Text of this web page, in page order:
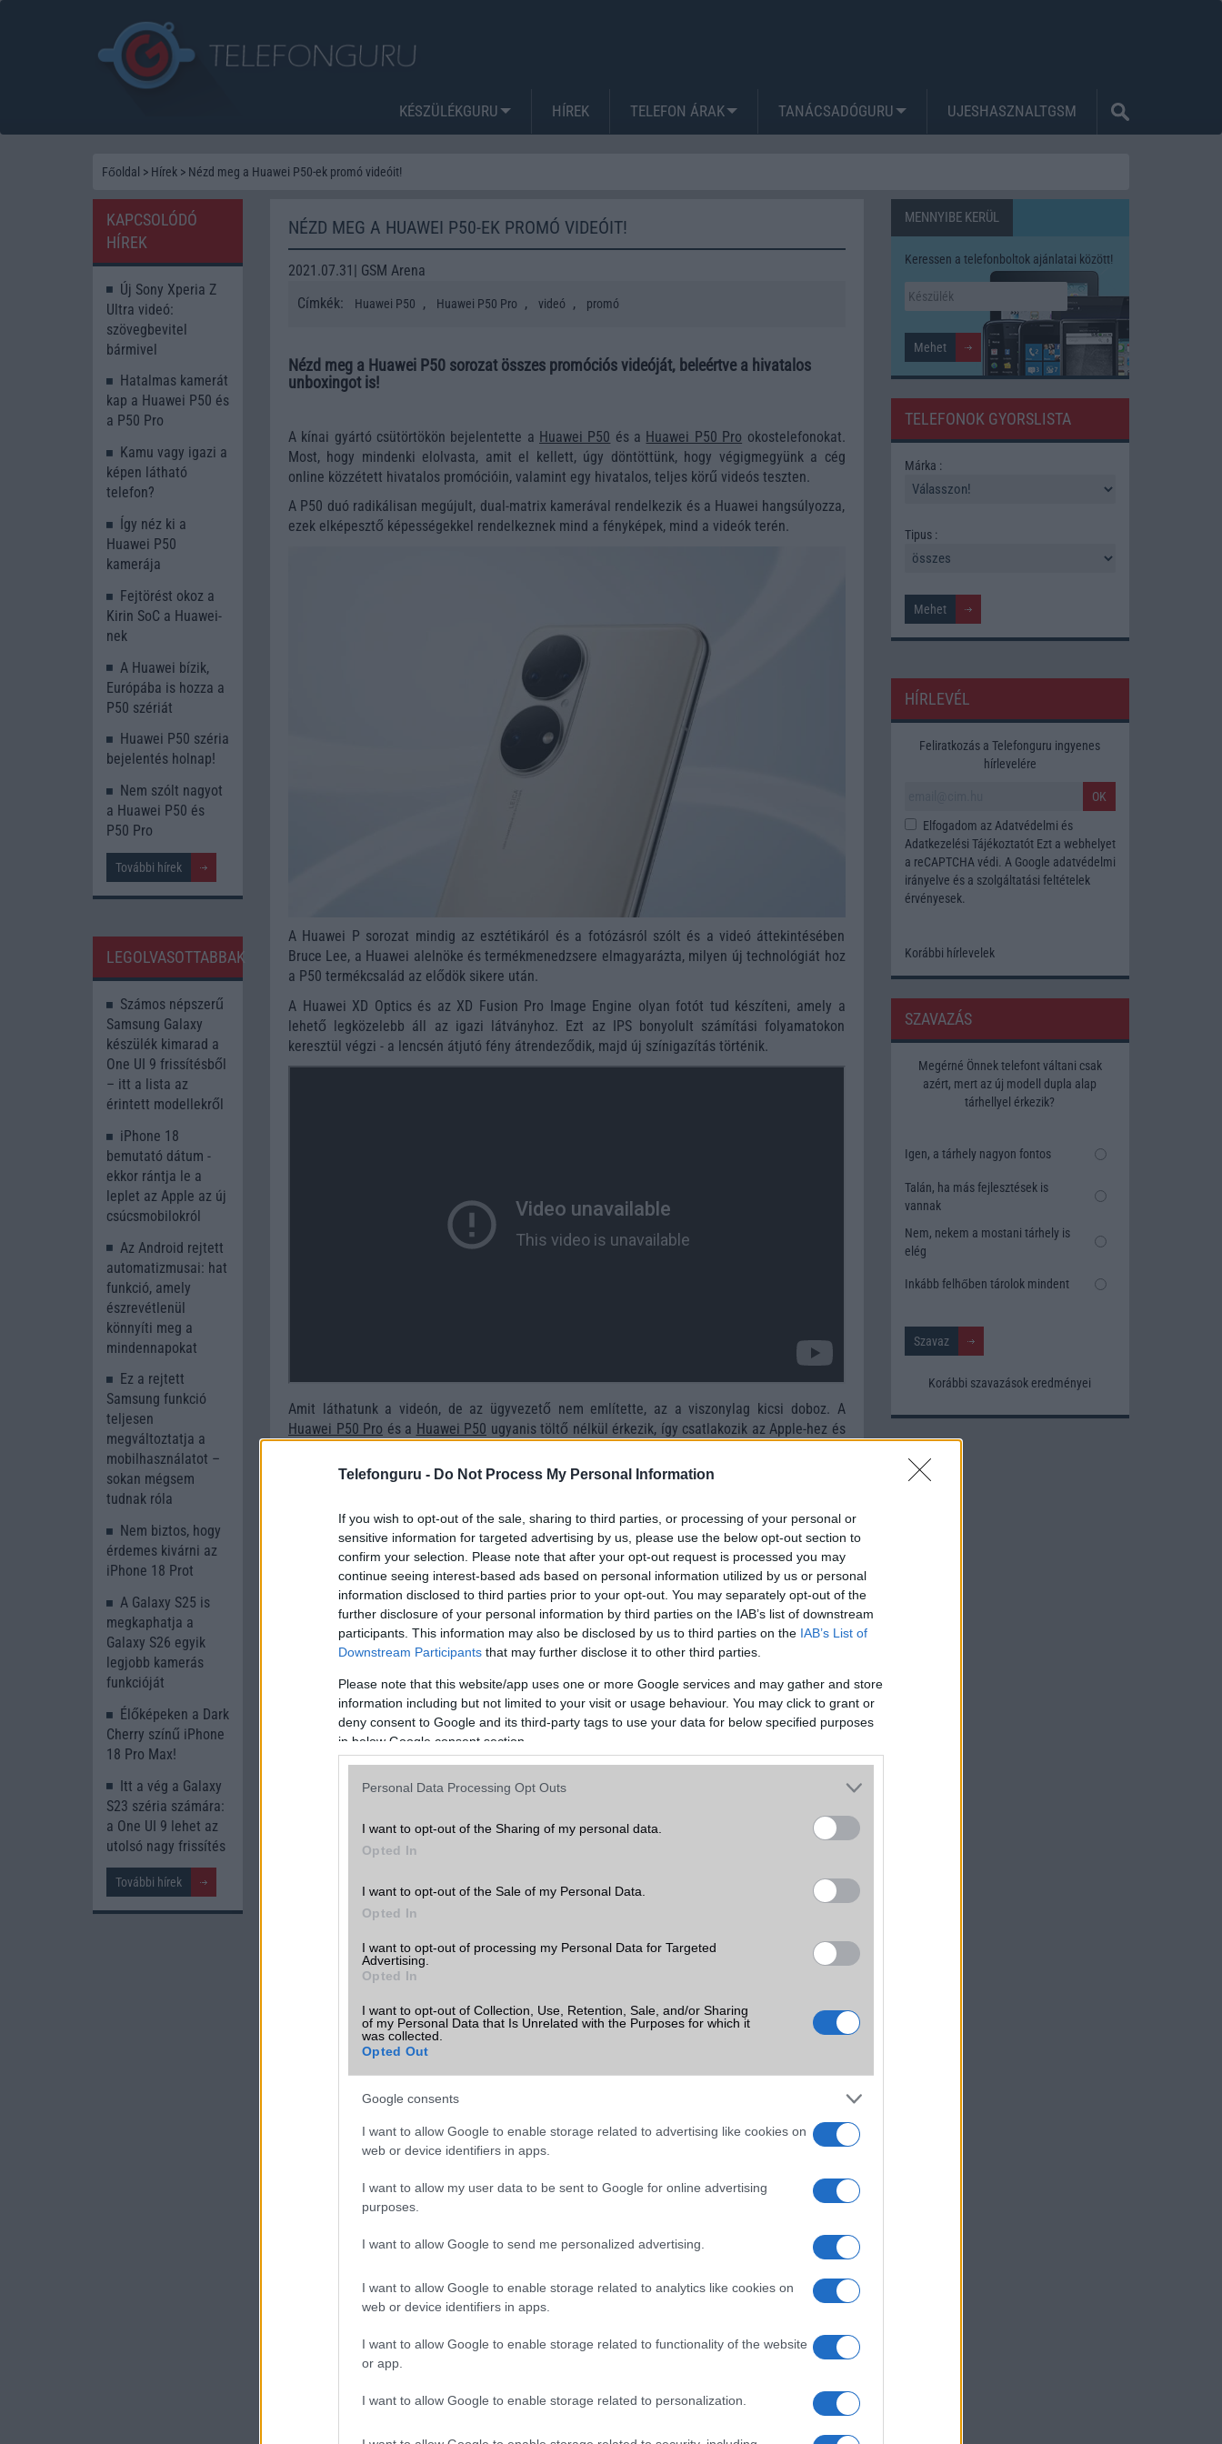
Telefonguru - Do Not Process My Personal Information
If you wish to opt-out of the sale, sharing to third parties, or processing of your personal or
sensitive information for targeted advertising by us, please use the below opt-out section to
confirm your selection. Please note that after your opt-out request is processed you may
continue seeing interest-based ads based on personal information utilized by us or personal
information disclosed to third parties prior to your opt-out. You may separately opt-out of the
further disclosure of your personal information by third parties on the IAB’s list of downstream
participants. This information may also be disclosed by us to third parties on the IAB’s List of
Downstream Participants that may further disclose it to other third parties.
Please note that this website/app uses one or more Google services and may gather and store
information including but not limited to your visit or usage behaviour. You may click to grant or
deny consent to Google and its third-party tags to use your data for below specified purposes
in below Google consent section.
Personal Data Processing Opt Outs
I want to opt-out of the Sharing of my personal data.
Opted In
I want to opt-out of the Sale of my Personal Data.
Opted In
I want to opt-out of processing my Personal Data for Targeted
Advertising.
Opted In
I want to opt-out of Collection, Use, Retention, Sale, and/or Sharing
of my Personal Data that Is Unrelated with the Purposes for which it
was collected.
Opted Out
Google consents
I want to allow Google to enable storage related to advertising like cookies on
web or device identifiers in apps.
I want to allow my user data to be sent to Google for online advertising
purposes.
I want to allow Google to send me personalized advertising.
I want to allow Google to enable storage related to analytics like cookies on
web or device identifiers in apps.
I want to allow Google to enable storage related to functionality of the website
or app.
I want to allow Google to enable storage related to personalization.
KÉSZÜLÉKGURU HÍREK TELEFON ÁRAK TANÁCSADÓGURU UJESHASZNALTGSM
Főoldal > Hírek > Nézd meg a Huawei P50-ek promó videóit!
NÉZD MEG A HUAWEI P50-EK PROMÓ VIDEÓIT!
2021.07.31| GSM Arena
Címkék:
Huawei P50 , Huawei P50 Pro , videó , promó
Nézd meg a Huawei P50 sorozat összes promóciós videóját, beleértve a hivatalos
unboxingot is!
A kínai gyártó csütörtökön bejelentette a Huawei P50 és a Huawei P50 Pro okostelefonokat.
Most, hogy mindenki elolvasta, amit el kellett, úgy döntöttünk, hogy végigmegyünk a cég
online közzétett hivatalos promócióin, valamint egy hivatalos, teljes körű videós teszten.
A P50 duó radikálisan megújult, dual-matrix kamerával rendelkezik és a Huawei hangsúlyozza,
ezek elképesztő képességekkel rendelkeznek mind a fényképek, mind a videók terén.
A Huawei P sorozat mindig az esztétikáról és a fotózásról szólt és a videó áttekintésében
Bruce Lee, a Huawei alelnöke és termékmenedzsere elmagyarázta, milyen új technológiát hoz
a P50 termékcsalád az elődök sikere után.
A Huawei XD Optics és az XD Fusion Pro Image Engine olyan fotót tud készíteni, amely a
lehető legközelebb áll az igazi látványhoz. Ezt az IPS bonyolult számítási folyamatokon
keresztül végzi - a lencsén átjutó fény átrendeződik, majd új színigazítás történik.
Amit láthatunk a videón, de az ügyvezető nem említette, az a viszonylag kicsi doboz. A
Huawei P50 Pro és a Huawei P50 ugyanis töltő nélkül érkezik, így csatlakozik az Apple-hez és
KAPCSOLÓDÓ
HÍREK
Új Sony Xperia Z
Ultra videó:
szövegbevitel
bármivel
Hatalmas kamerát
kap a Huawei P50 és
a P50 Pro
Kamu vagy igazi a
képen látható
telefon?
Így néz ki a
Huawei P50
kamerája
Fejtörést okoz a
Kirin SoC a Huawei-
nek
A Huawei bízik,
Európába is hozza a
P50 szériát
Huawei P50 széria
bejelentés holnap!
Nem szólt nagyot
a Huawei P50 és
P50 Pro
További hírek
LEGOLVASOTTABBAK
Számos népszerű
Samsung Galaxy
készülék kimarad a
One UI 9 frissítésből
– itt a lista az
érintett modellekről
iPhone 18
bemutató dátum -
ekkor rántja le a
leplet az Apple az új
csúcsmobilokról
Az Android rejtett
automatizmusai: hat
funkció, amely
észrevétlenül
könnyíti meg a
mindennapokat
Ez a rejtett
Samsung funkció
teljesen
megváltoztatja a
mobilhasználatot –
sokan mégsem
tudnak róla
Nem biztos, hogy
érdemes kivárni az
iPhone 18 Prot
A Galaxy S25 is
megkaphatja a
Galaxy S26 egyik
legjobb kamerás
funkcióját
Élőképeken a Dark
Cherry színű iPhone
18 Pro Max!
Itt a vég a Galaxy
S23 széria számára:
a One UI 9 lehet az
utolsó nagy frissítés
További hírek
MENNYIBE KERÜL
Keressen a telefonboltok ajánlatai között!
TELEFONOK GYORSLISTA
Márka :
Tipus :
HÍRLEVÉL
Feliratkozás a Telefonguru ingyenes
hírlevelére
OK
Elfogadom az Adatvédelmi és
Adatkezelési TájékoztatótEzt a webhelyet
a reCAPTCHA védi. A Google adatvédelmi
irányelve és a szolgáltatási feltételek
érvényesek.
Korábbi hírlevelek
SZAVAZÁS
Megérné Önnek telefont váltani csak
azért, mert az új modell dupla alap
tárhellyel érkezik?
Igen, a tárhely nagyon fontos
Talán, ha más fejlesztések is
vannak
Nem, nekem a mostani tárhely is
elég
Inkább felhőben tárolok mindent
Korábbi szavazások eredményei